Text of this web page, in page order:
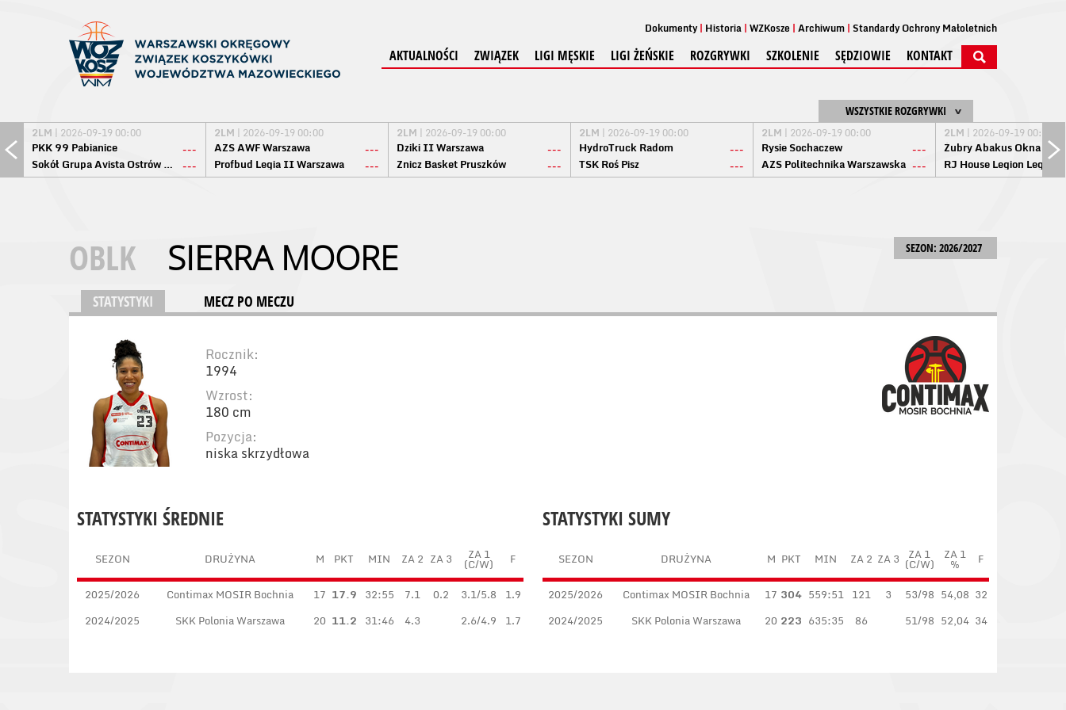
Dokumenty Historia WZKosze Archiwum Standardy Ochrony Małoletnich
AKTUALNOŚCI ZWIĄZEK LIGI MĘSKIE LIGI ŻEŃSKIE ROZGRYWKI SZKOLENIE SĘDZIOWIE KONTAKT
WSZYSTKIE ROZGRYWKI
2LM | 2026-09-19 00:00
PKK 99 Pabianice
---
Sokół Grupa Avista Ostrów Maz. ---
2LM | 2026-09-19 00:00
AZS AWF Warszawa
---
Profbud Legia II Warszawa
---
2LM | 2026-09-19 00:00
Dziki II Warszawa
---
Znicz Basket Pruszków
---
2LM | 2026-09-19 00:00
HydroTruck Radom
---
TSK Roś Pisz
---
2LM | 2026-09-19 00:00
Rysie Sochaczew
---
AZS Politechnika Warszawska ---
2LM | 2026-09-19 00:00
Żubry Abakus Okna
RJ House Legion
SEZON: 2026/2027
OBLK SIERRA MOORE
STATYSTYKI MECZ PO MECZU
Rocznik:
1994
Wzrost:
180 cm
Pozycja:
niska skrzydłowa
STATYSTYKI SUMY
SEZON DRUŻYNA M PKT MIN ZA 2 ZA 3 ZA 1
(C/W)
ZA 1
% F
2025/2026 Contimax MOSIR Bochnia 17 304 559:51 121 3 53/98 54,08 32
2024/2025
SKK Polonia Warszawa 20 223 635:35 86 51/98 52,04 34
STATYSTYKI ŚREDNIE
SEZON DRUŻYNA M PKT MIN ZA 2 ZA 3 ZA 1
(C/W) F
2025/2026 Contimax MOSIR Bochnia 17 17.9 32:55 7.1 0.2 3.1/5.8 1.9
2024/2025
SKK Polonia Warszawa 20 11.2 31:46 4.3 2.6/4.9 1.7